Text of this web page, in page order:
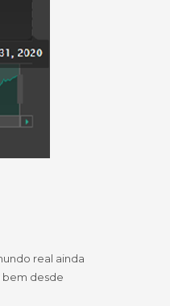
real ainda
bem desde